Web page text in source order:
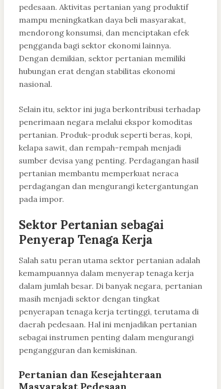
pedesaan. Aktivitas pertanian yang produktif
mampu meningkatkan daya beli masyarakat,
mendorong konsumsi, dan menciptakan efek
pengganda bagi sektor ekonomi lainnya.
Dengan demikian, sektor pertanian memiliki
hubungan erat dengan stabilitas ekonomi
nasional.
Selain itu, sektor ini juga berkontribusi terhadap
penerimaan negara melalui ekspor komoditas
pertanian. Produk-produk seperti beras, kopi,
kelapa sawit, dan rempah-rempah menjadi
sumber devisa yang penting. Perdagangan hasil
pertanian membantu memperkuat neraca
perdagangan dan mengurangi ketergantungan
pada impor.
Sektor Pertanian sebagai
Penyerap Tenaga Kerja
Salah satu peran utama sektor pertanian adalah
kemampuannya dalam menyerap tenaga kerja
dalam jumlah besar. Di banyak negara, pertanian
masih menjadi sektor dengan tingkat
penyerapan tenaga kerja tertinggi, terutama di
daerah pedesaan. Hal ini menjadikan pertanian
sebagai instrumen penting dalam mengurangi
pengangguran dan kemiskinan.
Pertanian dan Kesejahteraan
Masyarakat Pedesaan